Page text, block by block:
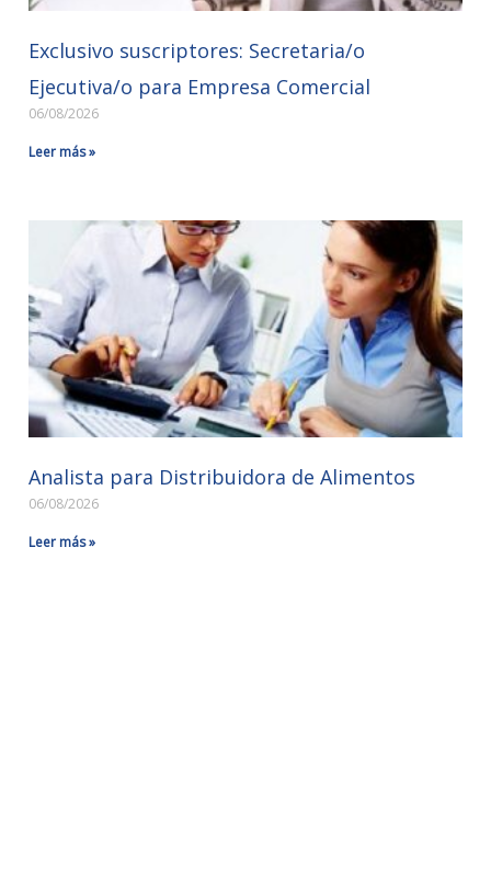
Exclusivo suscriptores: Secretaria/o
Ejecutiva/o para Empresa Comercial
06/08/2026
Leer más »
Analista para Distribuidora de Alimentos
06/08/2026
Leer más »